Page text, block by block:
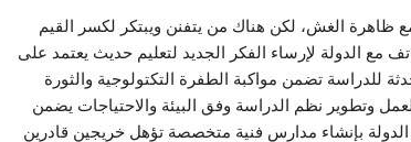
ظاهرة الغش، لكن هناك من يتفنن ويبتكر لكسر القيم
مع الدولة لإرساء الفكر الجديد لتعليم حديث يعتمد على
للدراسة تضمن مواكبة الطفرة التكتولوجية والثورة
وتطوير نظم الدراسة وفق البيئة والاحتياجات يضمن
بإنشاء مدارس فنية متخصصة تؤهل خريجين قادرين